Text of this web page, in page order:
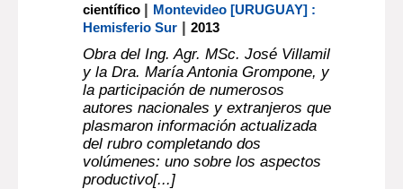
científico | Montevideo [URUGUAY] :
Hemisferio Sur |2013
Obra del Ing. Agr. MSc. José Villamil
y la Dra. María Antonia Grompone, y
la participación de numerosos
autores nacionales y extranjeros que
plasmaron información actualizada
del rubro completando dos
volúmenes: uno sobre los aspectos
productivo[...]